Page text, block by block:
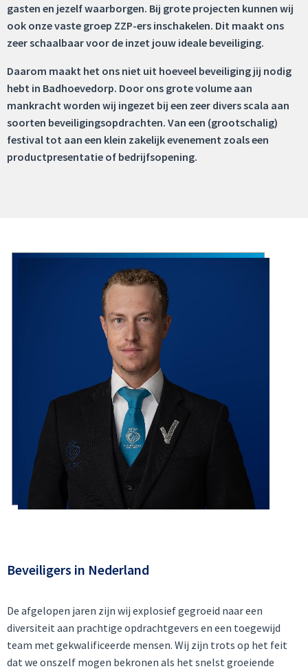
gasten en jezelf waarborgen. Bij grote projecten kunnen wij
ook onze vaste groep ZZP-ers inschakelen. Dit maakt ons
zeer schaalbaar voor de inzet jouw ideale beveiliging.
Daarom maakt het ons niet uit hoeveel beveiliging jij nodig
hebt in Badhoevedorp. Door ons grote volume aan
mankracht worden wij ingezet bij een zeer divers scala aan
soorten beveiligingsopdrachten. Van een (grootschalig)
festival tot aan een klein zakelijk evenement zoals een
productpresentatie of bedrijfsopening.
Beveiligers in Nederland
De afgelopen jaren zijn wij explosief gegroeid naar een
diversiteit aan prachtige opdrachtgevers en een toegewijd
team met gekwalificeerde mensen. Wij zijn trots op het feit
dat we onszelf mogen bekronen als het snelst groeiende